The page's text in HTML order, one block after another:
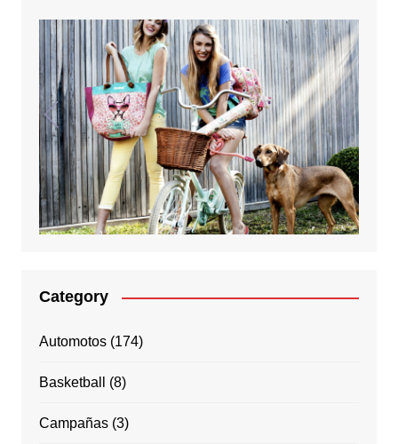
Category
Automotos(174)
Basketball (8)
Campañas(3)